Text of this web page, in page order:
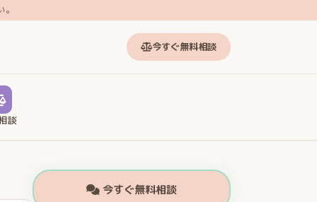
今すぐ無料相談
談
今すぐ無料相談